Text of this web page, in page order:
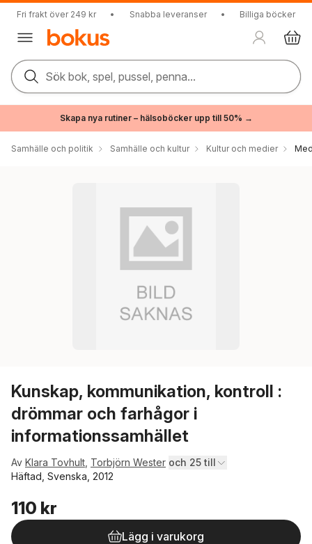
Fri frakt över 249 kr • Snabba leveranser • Billiga böcker
Sök bok, spel, pussel, penna...
Skapa nya rutiner – hälsoböcker upp till 50% →
Samhälle och politik Samhälle och kultur Kultur och medier
Kunskap, kommunikation, kontroll :
drömmar och farhågor i
informationssamhället
Av Klara Tovhult Torbjörn Wester och 25 till
Häftad, Svenska, 2012
110 kr
Lägg i varukorg